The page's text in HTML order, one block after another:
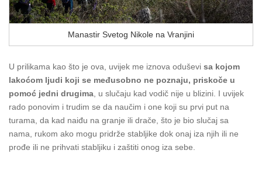
Manastir Svetog Nikole na Vranjini
U prilikama kao što je ova, uvijek me iznova oduševi sa kojom
lakoćom ljudi koji se međusobno ne poznaju, priskoče u
pomoć jedni drugima , u slučaju kad vodič nije u blizini. I uvijek
rado ponovim i trudim se da naučim i one koji su prvi put na
turama, da kad naiđu na granje ili drače, što je bio slučaj sa
nama, rukom ako mogu pridrže stabljike dok onaj iza njih ili ne
prođe ili ne prihvati stabljiku i zaštiti onog iza sebe.